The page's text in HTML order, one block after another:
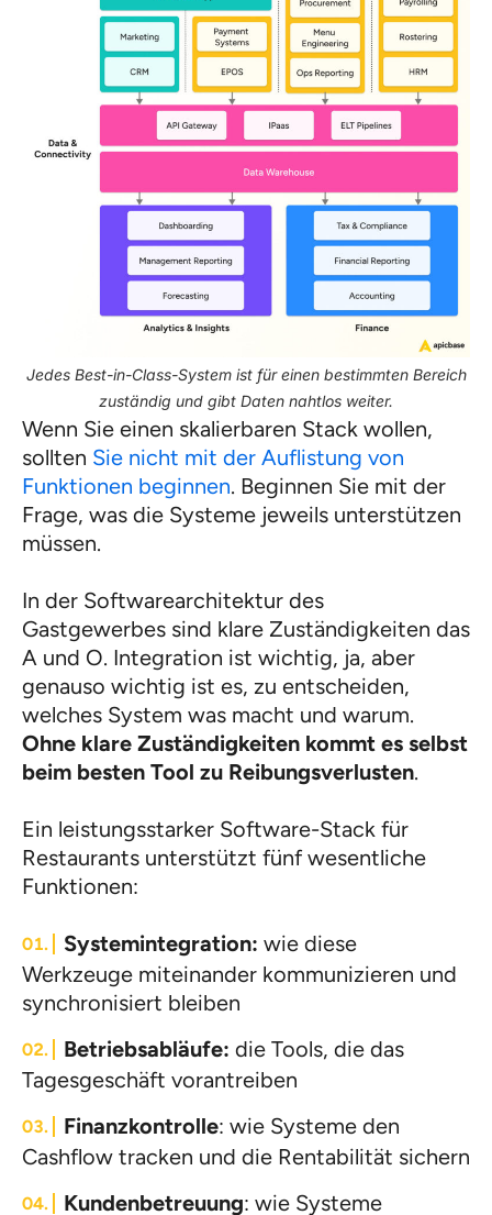
Jedes Best-in-Class-System ist für einen bestimmten Bereich
zuständig und gibt Daten nahtlos weiter.
Wenn Sie einen skalierbaren Stack wollen,
sollten Sie nicht mit der Auflistung von
Funktionen beginnen. Beginnen Sie mit der
Frage, was die Systeme jeweils unterstützen
müssen.
In der Softwarearchitektur des
Gastgewerbes sind klare Zuständigkeiten das
A und O. Integration ist wichtig, ja, aber
genauso wichtig ist es, zu entscheiden,
welches System was macht und warum.
Ohne klare Zuständigkeiten kommt es selbst
beim besten Tool zu Reibungsverlusten.
Ein leistungsstarker Software-Stack für
Restaurants unterstützt fünf wesentliche
Funktionen:
Systemintegration: wie diese
Werkzeuge miteinander kommunizieren und
synchronisiert bleiben
Betriebsabläufe: die Tools, die das
Tagesgeschäft vorantreiben
Finanzkontrolle: wie Systeme den
Cashflow tracken und die Rentabilität sichern
Kundenbetreuung: wie Systeme